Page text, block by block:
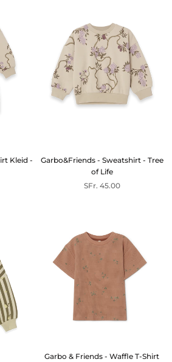
Kleid -
Garbo&Friends - Sweatshirt - Tree
of Life
SFr. 45.00
Garbo & Friends - Waffle T-Shirt